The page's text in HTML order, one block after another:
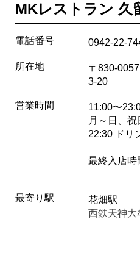
MKレストラン 久
電話番号 0942-22-
所在地
〒830-
3-20
営業時間
11:00〜
月～日、
22:30 ドリ
最終入店時
最寄り駅
花畑駅
西鉄天神大